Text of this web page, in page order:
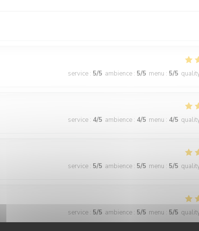
service : 5/5 ambience : 5/5 menu : 5/5
service : 4/5 ambience : 4/5 menu : 4/5
service : 5/5 ambience : 5/5 menu : 5/5
service : 5/5 ambience : 5/5 menu : 5/5